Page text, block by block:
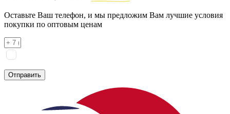
Оставьте Ваш телефон, и мы предложим Вам лучшие условия
покупки по оптовым ценам
Отправить